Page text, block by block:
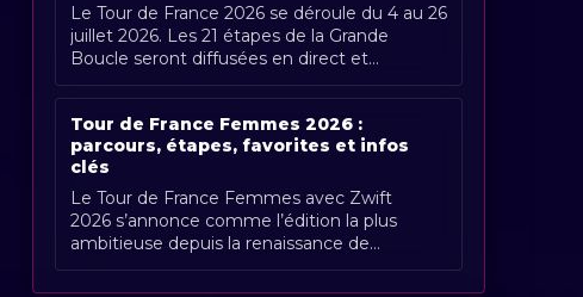
Le Tour de France 2026 se déroule du 4 au 26
juillet 2026. Les 21 étapes de la Grande
Boucle seront diffusées en direct et
gratuitement en France par France [...]
Tour de France Femmes 2026 :
parcours, étapes, favorites et infos
clés
Le Tour de France Femmes avec Zwift
2026 s’annonce comme l’édition la plus
ambitieuse depuis la renaissance de
l’épreuve. Organisée du 1er au 9 août 2026,
[...]